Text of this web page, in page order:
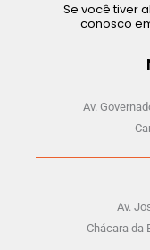
Se você tiver
conosco
Av.
Av.
Chácara da